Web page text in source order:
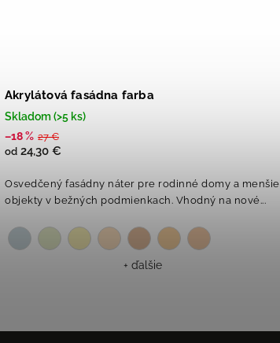
Akrylátová fasádna farba
Skladom (>5 ks)
–18 % 27 €
od 24,30 €
Osvedčený fasádny náter pre rodinné domy a menšie
objekty v bežných podmienkach. Vhodný na nové...
+ ďalšie